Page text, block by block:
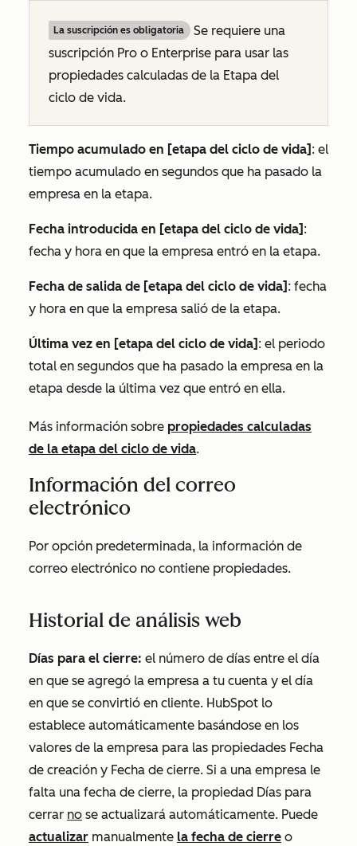
La suscripción es obligatoria
Se requiere una
suscripción Pro o Enterprise para usar las
propiedades calculadas de la Etapa del
ciclo de vida.
Tiempo acumulado en [etapa del ciclo de vida] : el
tiempo acumulado en segundos que ha pasado la
empresa en la etapa.
Fecha introducida en [etapa del ciclo de vida] :
fecha y hora en que la empresa entró en la etapa.
Fecha de salida de [etapa del ciclo de vida] : fecha
y hora en que la empresa salió de la etapa.
Última vez en [etapa del ciclo de vida] : el periodo
total en segundos que ha pasado la empresa en la
etapa desde la última vez que entró en ella.
Más información sobre propiedades calculadas
de la etapa del ciclo de vida.
Información del correo
electrónico
Por opción predeterminada, la información de
correo electrónico no contiene propiedades.
Historial de análisis web
Días para el cierre: el número de días entre el día
en que se agregó la empresa a tu cuenta y el día
en que se convirtió en cliente. HubSpot lo
establece automáticamente basándose en los
valores de la empresa para las propiedades Fecha
de creación y Fecha de cierre. Si a una empresa le
falta una fecha de cierre, la propiedad Días para
cerrar no se actualizará automáticamente. Puede
actualizar manualmente la fecha de cierre o